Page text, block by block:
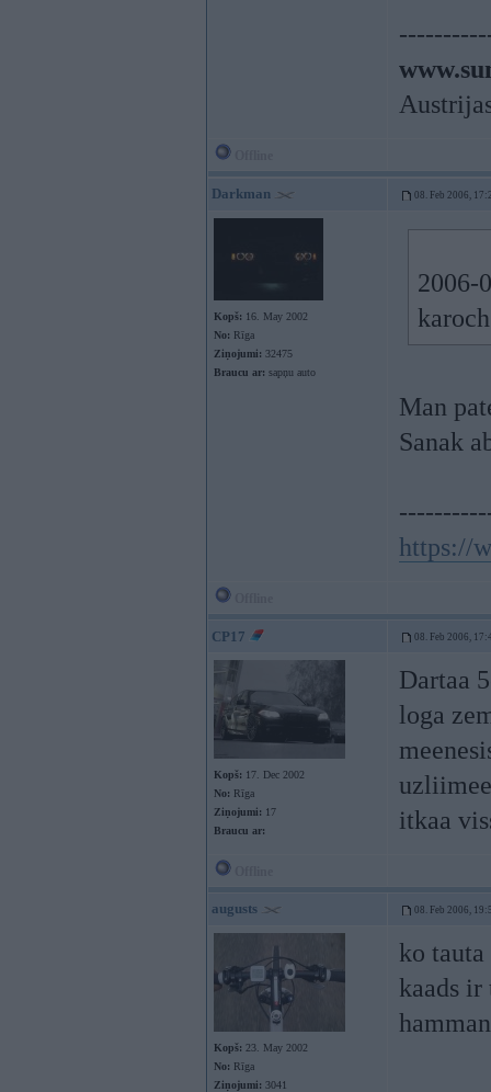
Darkman 08. Feb 2006,
Kopš: 16. May 2002
No: Rīga
Ziņojumi: 32475
Braucu ar: sapņu auto
2006-
Man
Sanak
https://
CP17 08. Feb 2006,
Kopš: 17. Dec 2002
No: Rīga
Ziņojumi: 17
Braucu ar:
Dartaa
loga
itkaa
augusts 08. Feb 2006,
Kopš: 23. May 2002
No: Rīga
Ziņojumi: 3041
ko tauta
kaads